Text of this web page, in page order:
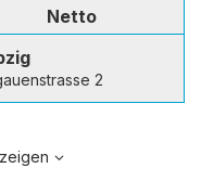
Netto
2